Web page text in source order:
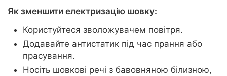
Як зменшити електризацію шовку:
Користуйтеся зволожувачем повітря.
Додавайте антистатик під час прання або
прасування.
Носіть шовкові речі з бавовняною білизною,